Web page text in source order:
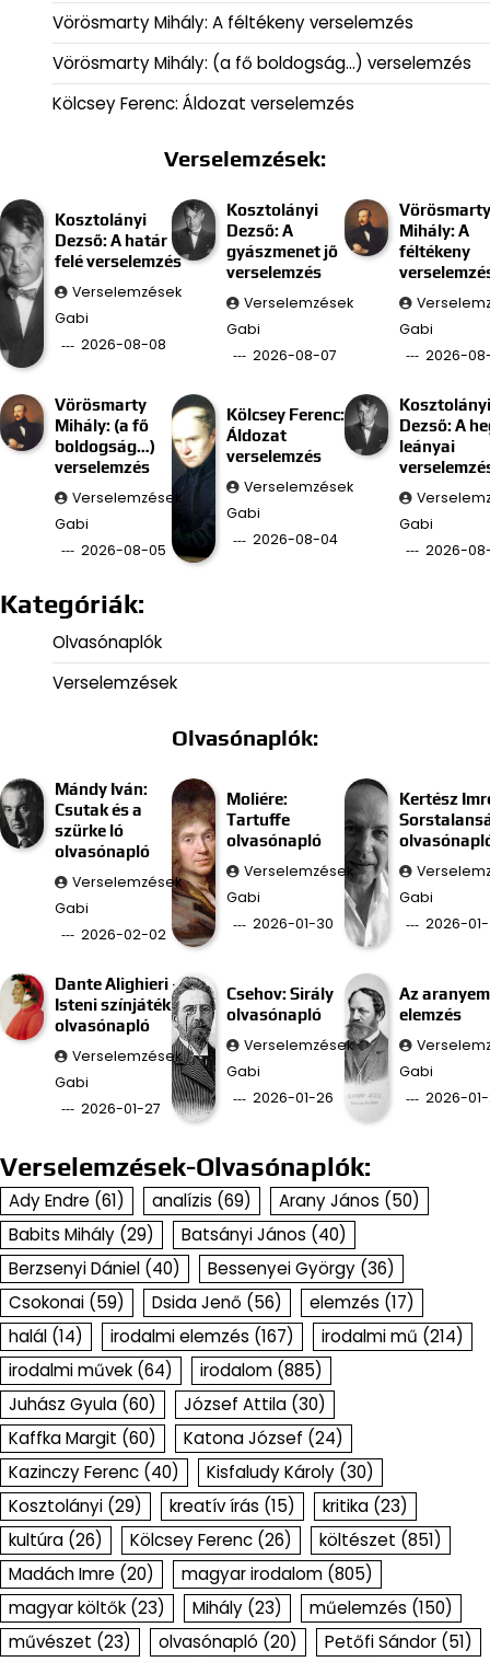
Vörösmarty Mihály: A féltékeny verselemzés
Vörösmarty Mihály: (a fő boldogság…) verselemzés
Kölcsey Ferenc: Áldozat verselemzés
Verselemzések:
Kosztolányi
Dezső: A határ
felé verselemzés
Verselemzések
Gabi
2026-08-08
Kosztolányi
Dezső: A
gyászmenet jő
verselemzés
Verselemzések
Gabi
2026-08-07
Vörösmarty
Mihály: A
féltékeny
Gabi
2026-
Vörösmarty
Mihály: (a fő
boldogság…)
verselemzés
Verselemzések
Gabi
2026-08-05
Kölcsey Ferenc:
Áldozat
verselemzés
Verselemzések
Gabi
2026-08-04
Kosztolányi
Dezső: A
leányai
Gabi
2026-
Kategóriák:
Olvasónaplók
Verselemzések
Olvasónaplók:
Mándy Iván:
Csutak és a
szürke ló
olvasónapló
Verselemzések
Gabi
2026-02-02
Moliére:
Tartuffe
olvasónapló
Verselemzések
Gabi
2026-01-30
Kertész
Gabi
2026-
Dante Alighieri –
Isteni színjáték
olvasónapló
Verselemzések
Gabi
2026-01-27
Csehov: Sirály
olvasónapló
Verselemzések
Gabi
2026-01-26
Az
elemzés
Gabi
2026-
Verselemzések-Olvasónaplók:
Ady Endre (61) analízis (69) Arany János (50)
Babits Mihály (29) Batsányi János (40)
Berzsenyi Dániel (40) Bessenyei György (36)
Csokonai (59) Dsida Jenő (56) elemzés (17)
halál (14) irodalmi elemzés (167) irodalmi mű (214)
irodalmi művek (64) irodalom (885)
Juhász Gyula (60) József Attila (30)
Kaffka Margit (60) Katona József (24)
Kazinczy Ferenc (40) Kisfaludy Károly (30)
Kosztolányi (29) kreatív írás (15) kritika (23)
kultúra (26) Kölcsey Ferenc (26) költészet (851)
Madách Imre (20) magyar irodalom (805)
magyar költők (23) Mihály (23) műelemzés (150)
művészet (23) olvasónapló (20) Petőfi Sándor (51)